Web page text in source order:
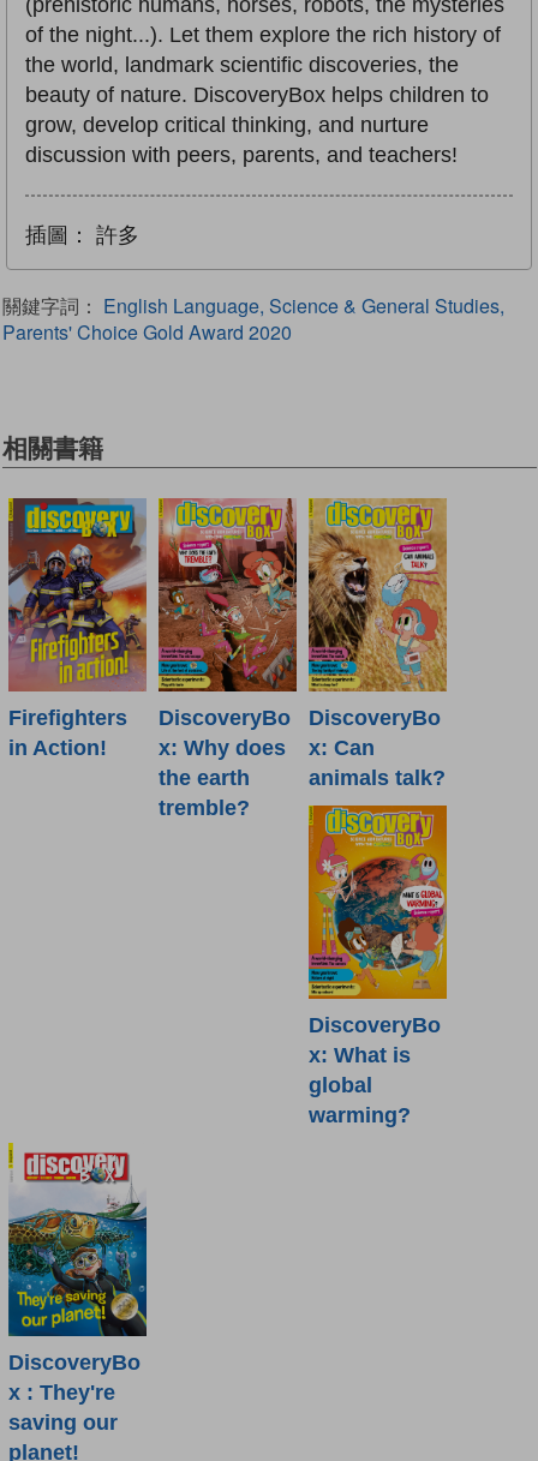
of the night...). Let them explore the rich history of
the world, landmark scientific discoveries, the
beauty of nature. DiscoveryBox helps children to
grow, develop critical thinking, and nurture
discussion with peers, parents, and teachers!
插圖： 許多
關鍵字詞： English Language, Science & General Studies,
Parents' Choice Gold Award 2020
相關書籍
Firefighters
in Action!
DiscoveryBo
x: Why does
the earth
tremble?
DiscoveryBo
x: Can
animals talk?
DiscoveryBo
x: What is
global
warming?
DiscoveryBo
x : They're
saving our
planet!